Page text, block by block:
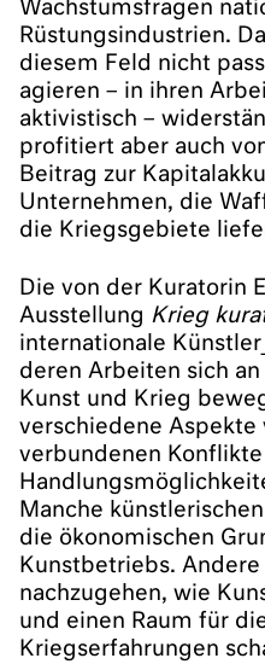
Wachstumsfragen
Rüstungsindustrien.
diesem Feld nicht
agieren – in ihren
aktivistisch –
profitiert aber auch
Beitrag zur
Unternehmen, die
die Kriegsgebiete
Die von der Kuratorin
Ausstellung Krieg
internationale
deren Arbeiten sich
Kunst und Krieg
verschiedene
verbundenen
Manche
die ökonomischen
Kunstbetriebs.
nachzugehen, wie
und einen Raum für
Kriegserfahrungen